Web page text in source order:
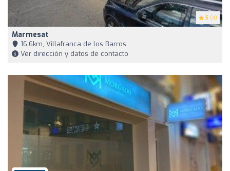
5 (4)
Marmesat
16,6km, Villafranca de los Barros
Ver dirección y datos de contacto